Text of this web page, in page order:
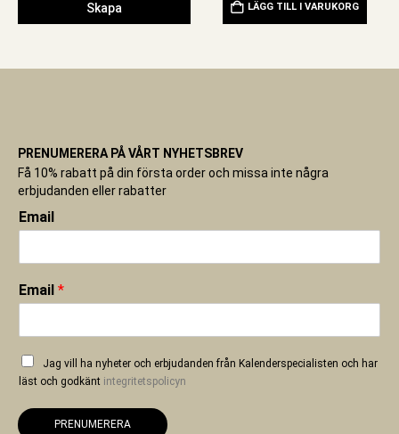
Skapa LÄGG TILL I VARUKORG
PRENUMERERA PÅ VÅRT NYHETSBREV
Få 10% rabatt på din första order och missa inte några
erbjudanden eller rabatter
Email
Email *
Jag vill ha nyheter och erbjudanden från Kalenderspecialisten och har
läst och godkänt integritetspolicyn
PRENUMERERA